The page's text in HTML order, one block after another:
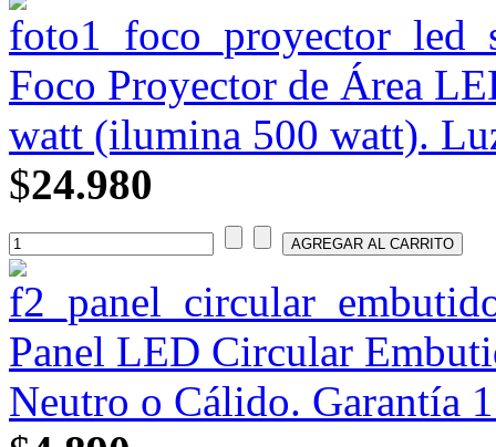
Foco Proyector de Área
watt (ilumina 500 watt).
$24.980
Panel LED Circular
Neutro o Cálido. Garantía